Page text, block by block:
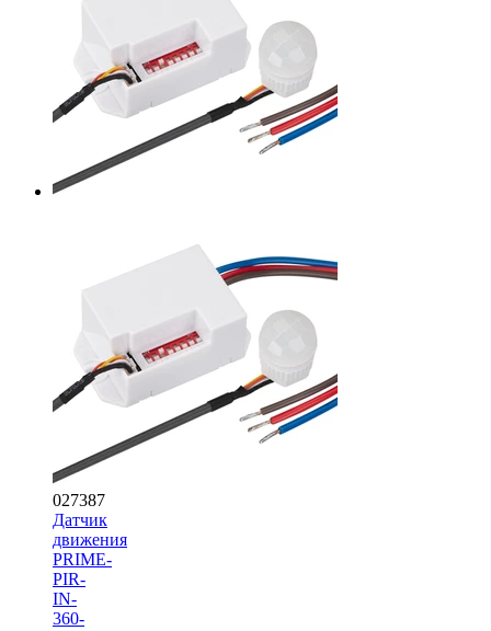
027387
Датчик
движения
PRIME-
PIR-
IN-
360-